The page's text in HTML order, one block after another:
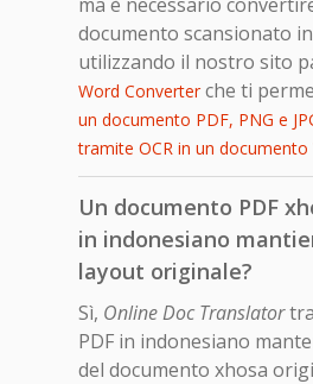
documento scansionato
utilizzando il nostro sito
Word Converterche ti
un documento PDF, PNG e
tramite OCR in un documento
Un documento PDF
in indonesiano
layout originale?
Sì, Online Doc Translator
PDF in indonesiano
del documento xhosa